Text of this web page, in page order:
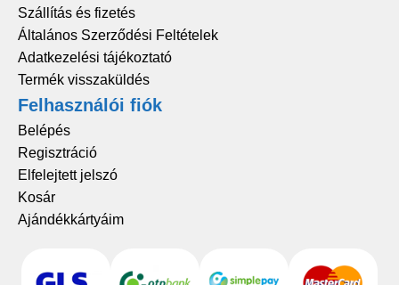
Szállítás és fizetés
Általános Szerződési Feltételek
Adatkezelési tájékoztató
Termék visszaküldés
Felhasználói fiók
Belépés
Regisztráció
Elfelejtett jelszó
Kosár
Ajándékkártyáim